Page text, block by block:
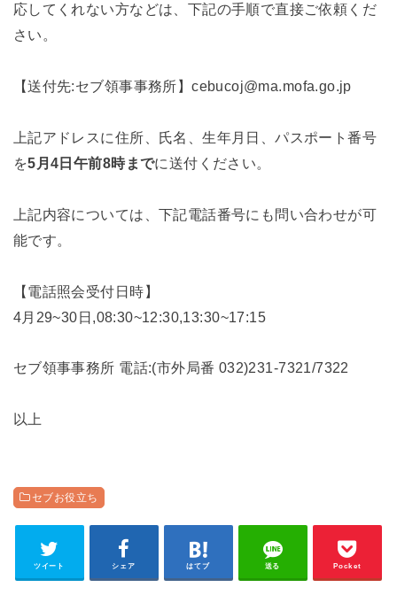
応してくれない方などは、下記の手順で直接ご依頼くだ
さい。
【送付先:セブ領事事務所】cebucoj@ma.mofa.go.jp
上記アドレスに住所、氏名、生年月日、パスポート番号
を5月4日午前8時までに送付ください。
上記内容については、下記電話番号にも問い合わせが可
能です。
【電話照会受付日時】
4月29~30日,08:30~12:30,13:30~17:15
セブ領事事務所 電話:(市外局番 032)231-7321/7322
以上
セブお役立ち
ツイート シェア はてブ 送る Pocket